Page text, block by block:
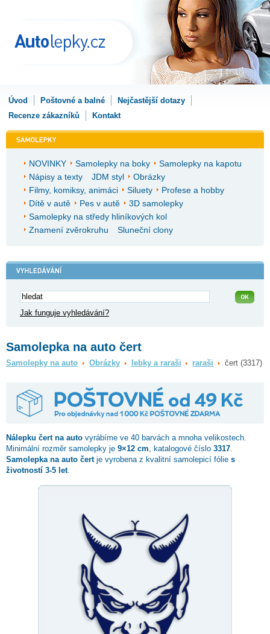
Úvod Poštovné a balné
Nejčastější dotazy
Recenze zákazníků
Kontakt
NOVINKY Samolepky na boky
Samolepky na kapotu
Nápisy a texty
JDM styl
Obrázky
Filmy, komiksy, animáci
Siluety
Profese a hobby
Dítě v autě
Pes v autě
3D samolepky
Samolepky na středy hliníkových kol
Znamení zvěrokruhu
Sluneční clony
Jak funguje vyhledávání?
Samolepka na auto čert
Samolepky na auto Obrázky lebky a raraši raraši čert (3317)
Nálepku čertna auto vyrábíme ve 40 barvách a mnoha velikostech.
Minimální rozměr samolepky je 9×12 cm , katalogové číslo 3317
Samolepka na auto čertje vyrobena z kvalitní samolepicí fólie s
životností 3-5 let.